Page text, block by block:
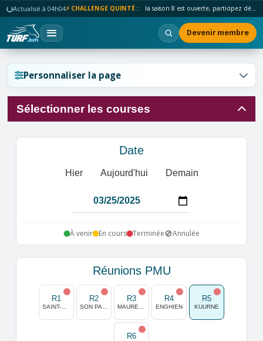
Actualisé à 04h04⚡ CHALLENGE QUINTÉ : la saison 8 est ouverte, participez dès maintenant !
Devenir membre
Personnaliser la page
Sélectionner les courses
Date
Hier Aujourd'hui Demain
À venir En cours Terminée🚫Annulée
Réunions PMU
R1 R2 R3 R4
ENGHIEN
R5
KUURNE
R6
Réinitialiser l'affichage ?
Réinitialiser